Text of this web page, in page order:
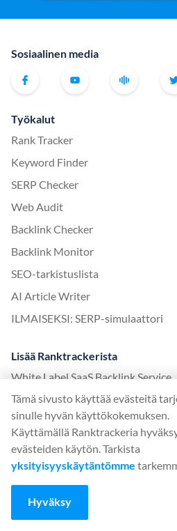
Sosiaalinen media
Työkalut
Rank Tracker
Keyword Finder
SERP Checker
Web Audit
Backlink Checker
Backlink Monitor
SEO-tarkistuslista
AI Article Writer
ILMAISEKSI: SERP-simulaattori
Lisää Ranktrackerista
White Label SaaS Backlink Service
Miten se toimii
Kumppanuusohjelma
Blogi
SEO-sanasto
SEO-opas
Ilmaiset SEO-työkalut
Tämä sivusto käyttää evästeitä
sinulle hyvän käyttökokemuksen.
Käyttämällä Ranktrackeria
evästeiden käytön. Tarkista
yksityisyyskäytäntömme
Hyväksy